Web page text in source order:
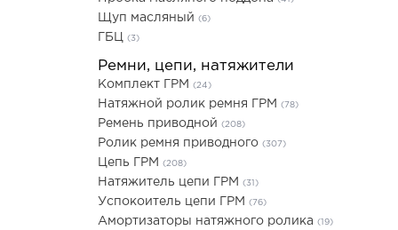
Щуп масляный (6)
ГБЦ (3)
Ремни, цепи, натяжители
Комплект ГРМ (24)
Натяжной ролик ремня ГРМ (78)
Ремень приводной (208)
Ролик ремня приводного (307)
Цепь ГРМ (208)
Натяжитель цепи ГРМ (31)
Успокоитель цепи ГРМ (76)
Амортизаторы натяжного ролика (19)